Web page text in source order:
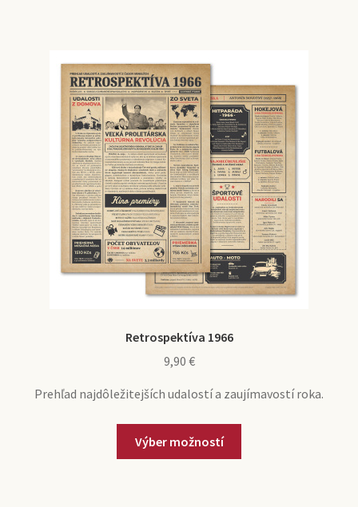
Retrospektíva 1966
9,90 €
Prehľad najdôležitejších udalostí a zaujímavostí roka.
Výber možností